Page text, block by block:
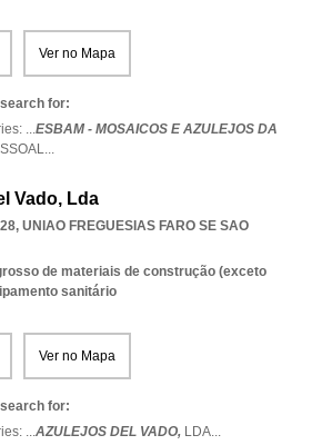
Ver no Mapa
for:
...ESBAM - MOSAICOS E AZULEJOS DA
...
Vado, Lda
, UNIAO FREGUESIAS FARO SE SAO
de materiais de construção (exceto
sanitário
Ver no Mapa
for:
...AZULEJOS DEL VADO, LDA...